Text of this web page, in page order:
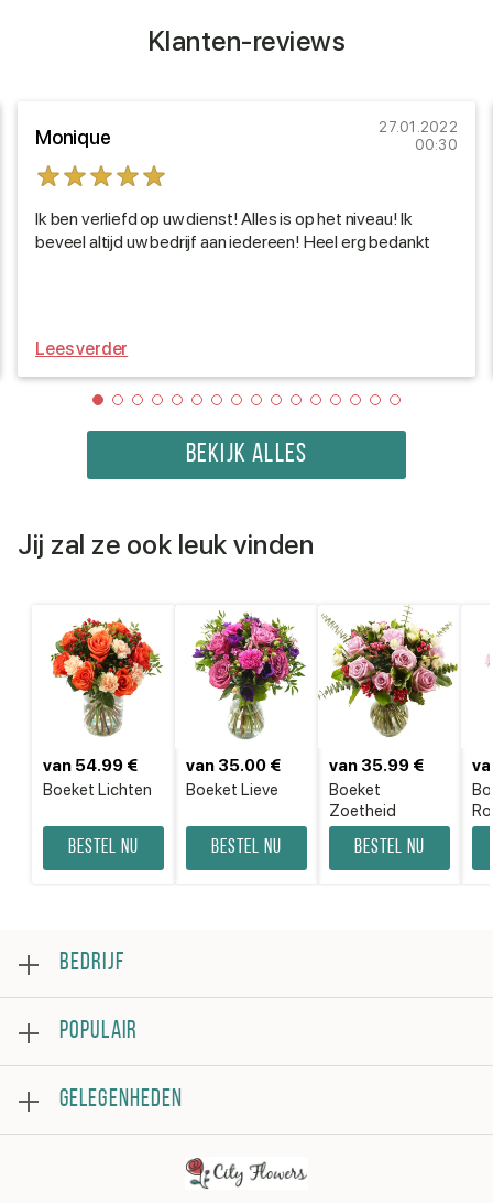
Klanten-reviews
Monique
27.01.2022
00:30
Ik ben verliefd op uw dienst! Alles is op het niveau! Ik
beveel altijd uw bedrijf aan iedereen! Heel erg bedankt
Lees verder
BEKIJK ALLES
Jij zal ze ook leuk vinden
Boeket Lichten
van 54.99 €
Bestel nu
Boeket Lieve
van 35.00 €
Bestel nu
Boeket
Zoetheid
van 35.99 €
Bestel nu
BEDRIJF
Beoordeling
Veelgestelde vragen
Algemene voorwaarden
Privacybeleid
Contacteer ons
POPULAIR
Rozen
Boeketten
GELEGENHEDEN